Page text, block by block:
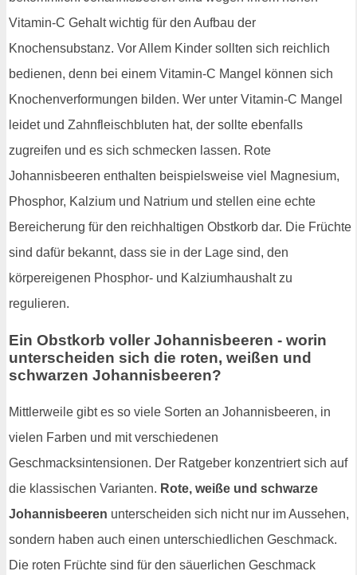
Vitamin-C Gehalt wichtig für den Aufbau der
Knochensubstanz. Vor Allem Kinder sollten sich reichlich
bedienen, denn bei einem Vitamin-C Mangel können sich
Knochenverformungen bilden. Wer unter Vitamin-C Mangel
leidet und Zahnfleischbluten hat, der sollte ebenfalls
zugreifen und es sich schmecken lassen. Rote
Johannisbeeren enthalten beispielsweise viel Magnesium,
Phosphor, Kalzium und Natrium und stellen eine echte
Bereicherung für den reichhaltigen Obstkorb dar. Die Früchte
sind dafür bekannt, dass sie in der Lage sind, den
körpereigenen Phosphor- und Kalziumhaushalt zu
regulieren.
Ein Obstkorb voller Johannisbeeren - worin
unterscheiden sich die roten, weißen und
schwarzen Johannisbeeren?
Mittlerweile gibt es so viele Sorten an Johannisbeeren, in
vielen Farben und mit verschiedenen
Geschmacksintensionen. Der Ratgeber konzentriert sich auf
die klassischen Varianten. Rote, weiße und schwarze
Johannisbeeren unterscheiden sich nicht nur im Aussehen,
sondern haben auch einen unterschiedlichen Geschmack.
Die roten Früchte sind für den säuerlichen Geschmack